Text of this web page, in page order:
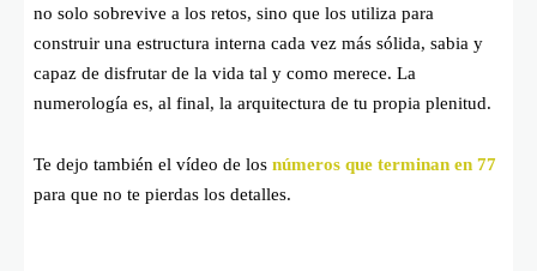
no solo sobrevive a los retos, sino que los utiliza para
construir una estructura interna cada vez más sólida, sabia y
capaz de disfrutar de la vida tal y como merece. La
numerología es, al final, la arquitectura de tu propia plenitud.
Te dejo también el vídeo de los números que terminan en 77
para que no te pierdas los detalles.